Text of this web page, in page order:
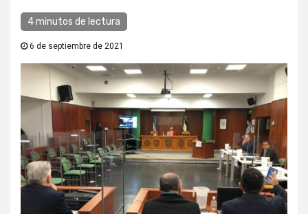
4 minutos de lectura
6 de septiembre de 2021